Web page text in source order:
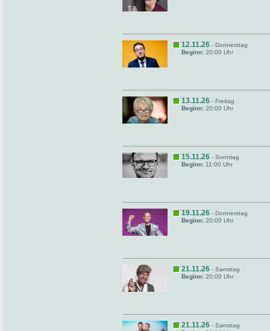
12.11.26 - Donnerstag
Beginn: 20:00 Uhr
13.11.26 - Freitag
Beginn: 20:00 Uhr
15.11.26 - Sonntag
Beginn: 11:00 Uhr
19.11.26 - Donnerstag
Beginn: 20:00 Uhr
21.11.26 - Samstag
Beginn: 20:00 Uhr
21.11.26 - Samstag